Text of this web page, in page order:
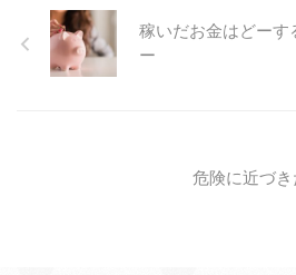
稼いだお金はどー
ー
危険に近づ